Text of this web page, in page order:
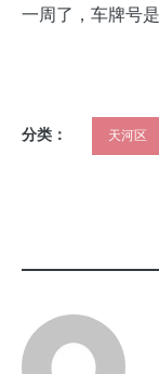
一周了，车牌号
分类： 天河区